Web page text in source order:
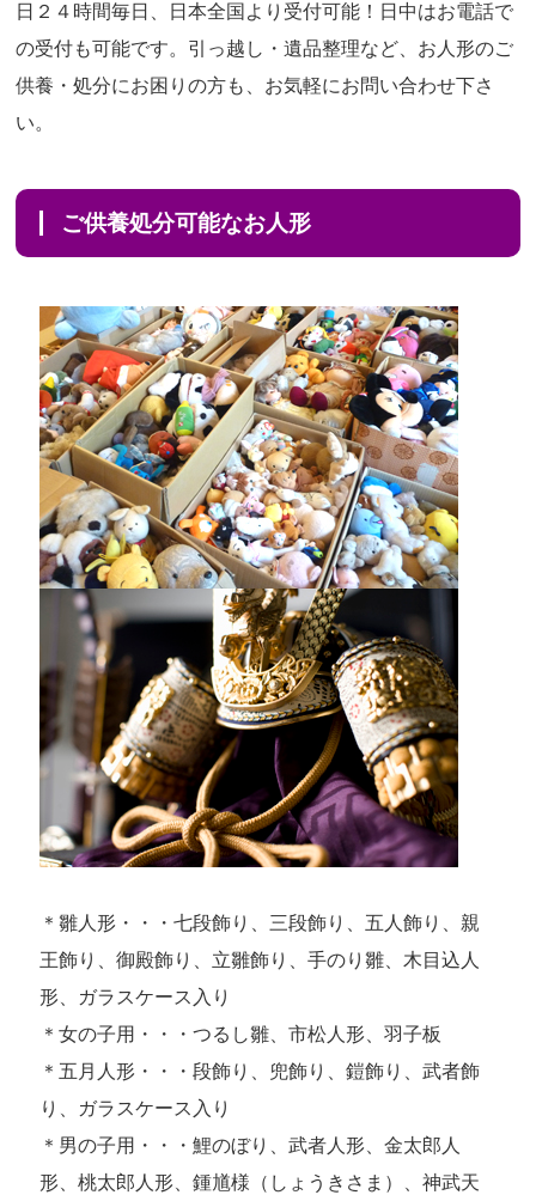
日２４時間毎日、日本全国より受付可能！日中はお電話で
の受付も可能です。引っ越し・遺品整理など、お人形のご
供養・処分にお困りの方も、お気軽にお問い合わせ下さ
い。
ご供養処分可能なお人形
＊雛人形・・・七段飾り、三段飾り、五人飾り、親
王飾り、御殿飾り、立雛飾り、手のり雛、木目込人
形、ガラスケース入り
＊女の子用・・・つるし雛、市松人形、羽子板
＊五月人形・・・段飾り、兜飾り、鎧飾り、武者飾
り、ガラスケース入り
＊男の子用・・・鯉のぼり、武者人形、金太郎人
形、桃太郎人形、鍾馗様（しょうきさま）、神武天